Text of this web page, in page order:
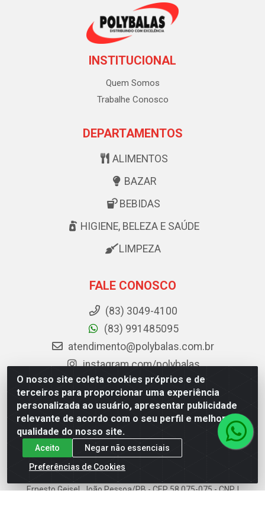
O nosso site coleta cookies próprios e de
terceiros para proporcionar uma experiência
personalizada ao usuário, apresentar publicidade
relevante de acordo com o seu perfil e melhorar a
qualidade do nosso site.
Aceito
Negar não essenciais
Preferências de Cookies
INSTITUCIONAL
Quem Somos
Trabalhe Conosco
DEPARTAMENTOS
ALIMENTOS
BAZAR
BEBIDAS
HIGIENE, BELEZA E SAÚDE
LIMPEZA
FALE CONOSCO
(83) 3049-4100
(83) 991485095
atendimento@polybalas.com.br
instagram.com/polybalas
facebook.com/Polybalas
Baixe já o APP da Polybalas
Ernesto Geisel, João Pessoa/PB - CEP 58.075-075 - CNPJ